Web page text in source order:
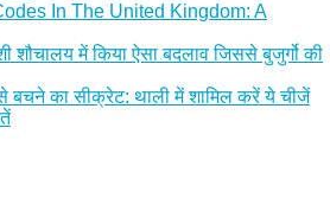
In The United Kingdom: A
शौचालय में किया ऐसा बदलाव जिससे बुजुर्गो की
से बचने का सीक्रेट: थाली में शामिल करें ये चीजें